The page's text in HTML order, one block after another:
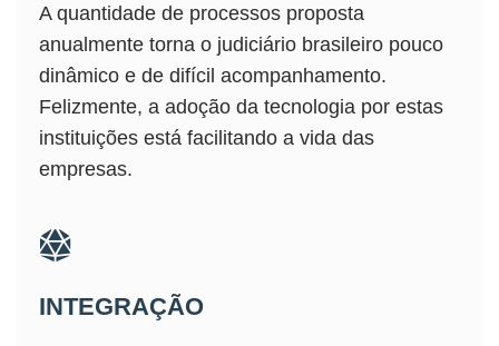
A quantidade de processos proposta
anualmente torna o judiciário brasileiro pouco
dinâmico e de difícil acompanhamento.
Felizmente, a adoção da tecnologia por estas
instituições está facilitando a vida das
empresas.
INTEGRAÇÃO